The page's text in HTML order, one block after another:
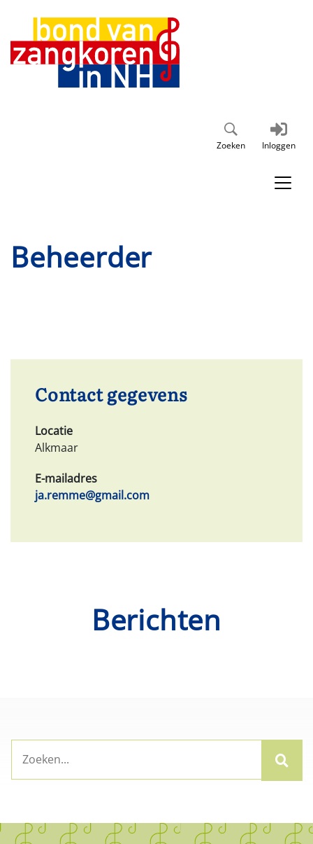
Zoeken Inloggen
Beheerder
Contact gegevens
Locatie
Alkmaar
E-mailadres
ja.remme@gmail.com
Berichten